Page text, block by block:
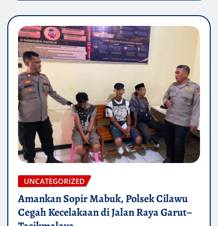
UNCATEGORIZED
Amankan Sopir Mabuk, Polsek Cilawu
Cegah Kecelakaan di Jalan Raya Garut–